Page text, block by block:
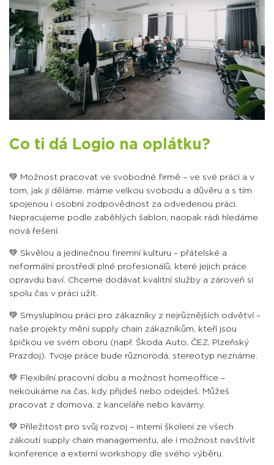
Co ti dá Logio na oplátku?
💚 Možnost pracovat ve svobodné firmě – ve své práci a v
tom, jak ji děláme, máme velkou svobodu a důvěru a s tím
spojenou i osobní zodpovědnost za odvedenou práci.
Nepracujeme podle zaběhlých šablon, naopak rádi hledáme
nová řešení.
💚 Skvělou a jedinečnou firemní kulturu – přátelské a
neformální prostředí plné profesionálů, které jejich práce
opravdu baví. Chceme dodávat kvalitní služby a zároveň si
spolu čas v práci užít.
💚 Smysluplnou práci pro zákazníky z nejrůznějších odvětví –
naše projekty mění supply chain zákazníkům, kteří jsou
špičkou ve svém oboru (např. Škoda Auto, ČEZ, Plzeňský
Prazdoj). Tvoje práce bude různorodá, stereotyp neznáme.
💚 Flexibilní pracovní dobu a možnost homeoffice –
nekoukáme na čas, kdy přijdeš nebo odejdeš. Můžeš
pracovat z domova, z kanceláře nebo kavárny.
💚 Příležitost pro svůj rozvoj – interní školení ze všech
zákoutí supply chain managementu, ale i možnost navštívit
konference a externí workshopy dle svého výběru.